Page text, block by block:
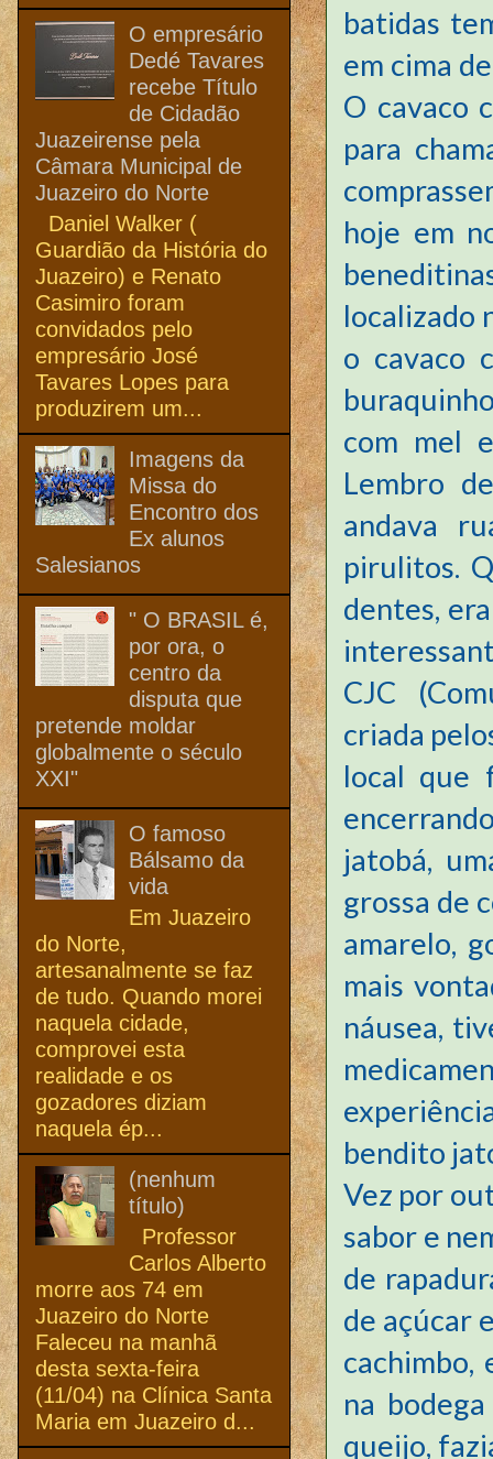
batidas
em cima
O cavaco
para
hoje em
localizado
o cavaco
com mel
Lembro
andava
pirulitos.
dentes,
CJC
criada
local que
jatobá,
grossa de
amarelo,
mais
náusea,
bendito
Vez por
sabor e
de
de açúcar
cachimbo,
na
queijo,
O empresário
Dedé Tavares
recebe Título
de Cidadão
Juazeirense pela
Câmara Municipal de
Juazeiro do Norte
Daniel Walker (
Guardião da História do
Juazeiro) e Renato
Casimiro foram
convidados pelo
empresário José
Tavares Lopes para
produzirem um...
Imagens da
Missa do
Encontro dos
Ex alunos
Salesianos
" O BRASIL é,
por ora, o
centro da
disputa que
pretende moldar
globalmente o século
XXI"
O famoso
Bálsamo da
vida
Em Juazeiro
do Norte,
artesanalmente se faz
de tudo. Quando morei
naquela cidade,
comprovei esta
realidade e os
gozadores diziam
naquela ép...
(nenhum
título)
Professor
Carlos Alberto
morre aos 74 em
Juazeiro do Norte
Faleceu na manhã
desta sexta-feira
(11/04) na Clínica Santa
Maria em Juazeiro d...